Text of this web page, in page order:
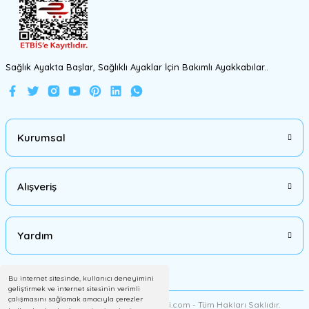
Bu internet sitesinde, kullanıcı deneyimini
geliştirmek ve internet sitesinin verimli
çalışmasını sağlamak amacıyla çerezler
Sağlık Ayakta Başlar, Sağlıklı Ayaklar İçin Bakımlı Ayakkabılar..
Kurumsal
Alışveriş
Yardım
2012 Copyright AyakkabiMalzemesi.com - Tüm Hakları Saklıdır.